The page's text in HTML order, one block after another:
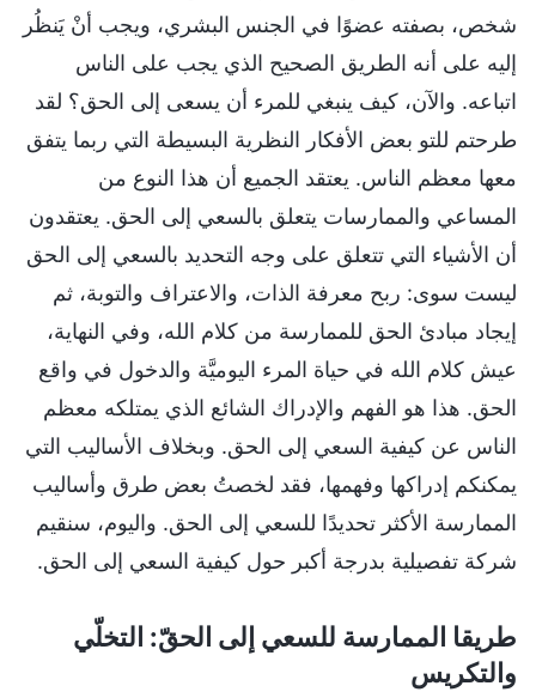
شخص، بصفته عضوًا في الجنس البشري، ويجب أنْ يَنظُر
إليه على أنه الطريق الصحيح الذي يجب على الناس
اتباعه. والآن، كيف ينبغي للمرء أن يسعى إلى الحق؟ لقد
طرحتم للتو بعض الأفكار النظرية البسيطة التي ربما يتفق
معها معظم الناس. يعتقد الجميع أن هذا النوع من
المساعي والممارسات يتعلق بالسعي إلى الحق. يعتقدون
أن الأشياء التي تتعلق على وجه التحديد بالسعي إلى الحق
ليست سوى: ربح معرفة الذات، والاعتراف والتوبة، ثم
إيجاد مبادئ الحق للممارسة من كلام الله، وفي النهاية،
عيش كلام الله في حياة المرء اليوميَّة والدخول في واقع
الحق. هذا هو الفهم والإدراك الشائع الذي يمتلكه معظم
الناس عن كيفية السعي إلى الحق. وبخلاف الأساليب التي
يمكنكم إدراكها وفهمها، فقد لخصتُ بعض طرق وأساليب
الممارسة الأكثر تحديدًا للسعي إلى الحق. واليوم، سنقيم
شركة تفصيلية بدرجة أكبر حول كيفية السعي إلى الحق.
طريقا الممارسة للسعي إلى الحقّ: التخلّي
والتكريس